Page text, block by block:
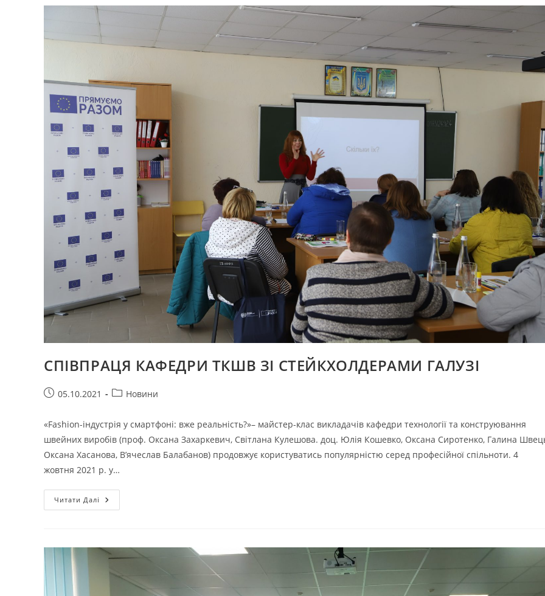
ВЧЕНИХ
СТУДЕНТІВ
2021
СПІВПРАЦЯ КАФЕДРИ ТКШВ ЗІ СТЕЙКХОЛДЕРАМИ ГАЛУЗІ
Запис05.10.2021
Категорія
Новини
«Fashion-індустрія у смартфоні: вже реальність?»– майстер-клас викладачів кафедри технології та конструювання
швейних виробів (проф. Оксана Захаркевич, Світлана Кулешова. доц. Юлія Кошевко, Оксана Сиротенко, Галина
Оксана Хасанова, В’ячеслав Балабанов) продовжує користуватись популярністю серед професійної спільноти. 4
жовтня 2021 р. у…
Читати Далі СПІВПРАЦЯ
КАФЕДРИ